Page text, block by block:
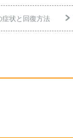
症状と回復方法